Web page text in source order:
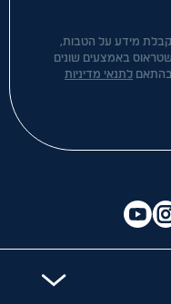
מידע על הטבות,
באמצעים שונים
לתנאי מדיניות